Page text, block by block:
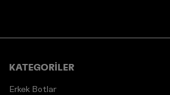
KATEGORİLER
Erkek Botlar